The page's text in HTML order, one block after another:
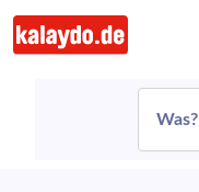
Was?